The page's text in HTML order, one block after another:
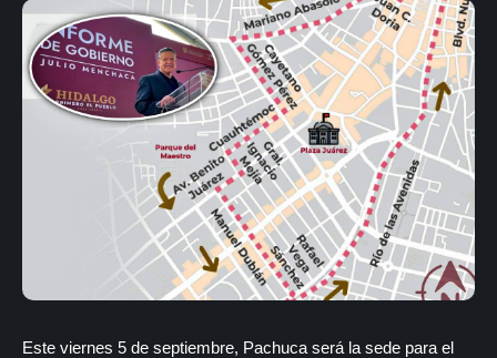
Este viernes 5 de septiembre, Pachuca será la sede para el